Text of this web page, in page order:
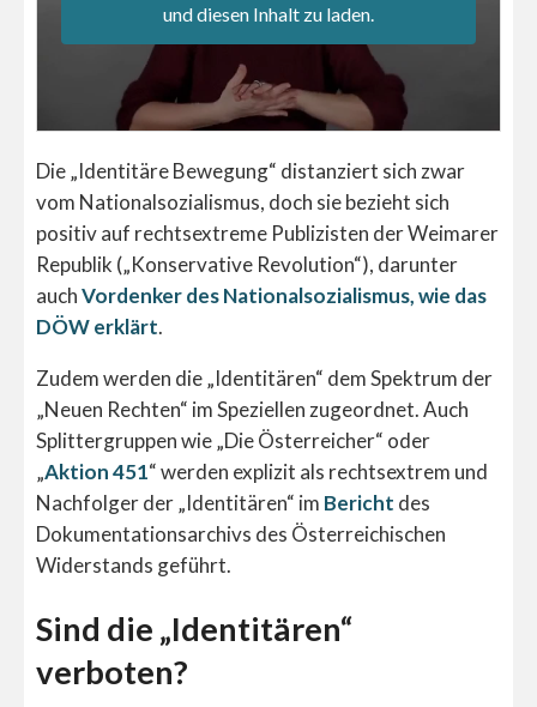
und diesen Inhalt zu laden.
Die „Identitäre Bewegung“ distanziert sich zwar
vom Nationalsozialismus, doch sie bezieht sich
positiv auf rechtsextreme Publizisten der Weimarer
Republik („Konservative Revolution“), darunter
auchVordenker des Nationalsozialismus, wie das
DÖW erklärt.
Zudem werden die „Identitären“ dem Spektrum der
„Neuen Rechten“ im Speziellen zugeordnet. Auch
Splittergruppen wie „Die Österreicher“ oder
„Aktion 451“ werden explizit als rechtsextrem und
Nachfolger der „Identitären“ im Bericht des
Dokumentationsarchivs des Österreichischen
Widerstands geführt.
Sind die „Identitären“
verboten?